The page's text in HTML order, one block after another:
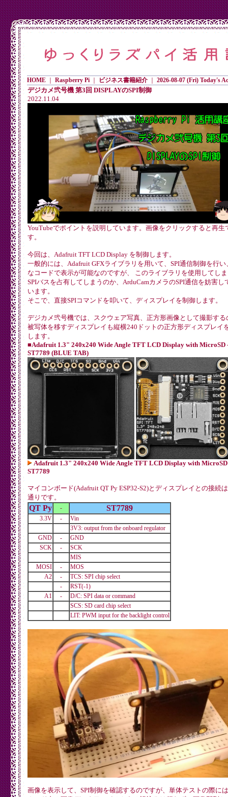
HOME｜ Raspberry Pi｜ ビジネス書籍紹介｜ 2026-08-07 (Fri) Today's
デジカメ弐号機 第3回 DISPLAYのSPI制御
2022.11.04
YouTubeでポイントを説明しています。画像をクリックすると再生
す。
今回は、Adafruit TFT LCD Display を制御します。
一般的には、Adafruit GFXライブラリを用いて、SPI通信制御を行い
なコードで表示が可能なのですが、 このライブラリを使用してし
SPIバスを占有してしまうのか、ArduCamカメラのSPI通信を妨害し
います。
そこで、直接SPIコマンドを叩いて、ディスプレイを制御します。
デジカメ弐号機では、スクウェア写真、正方形画像として撮影する
被写体を移すディスプレイも縦横240ドットの正方形ディスプレイ
します。
■Adafruit 1.3" 240x240 Wide Angle TFT LCD Display with MicroSD
ST7789 (BLUE TAB)
Adafruit 1.3" 240x240 Wide Angle TFT LCD Display with MicroSD
ST7789
マイコンボード(Adafruit QT Py ESP32-S2)とディスプレイとの接続
通りです。
QT Py - ST7789
3.3V -
Vin
3V3: output from the onboard regulator
GND
-
GND
SCK
-
SCK
MIS
MOSI
-
MOS
A2
-
TCS: SPI chip select
-
RST(-1)
A1
-
D/C: SPI data or command
SCS: SD card chip select
LIT: PWM input for the backlight control
画像を表示して、SPI制御を確認するのですが、単体テストの際に